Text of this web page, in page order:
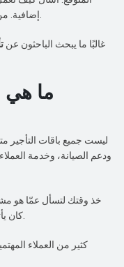
إضافية. من الجيد دائمًا معرفة خياراتك قبل ظهور الحاجة.
غالبًا ما يبحث الباحثون عن
ما هي
ليست جميع باقات التأجير
ودعم الصيانة، وخدمة
خذ وقتك لتسأل عمّا هو
كان يأتي مع خدمات تجعل تجربتك أسهل وأكثر راحة.
كثير من العملاء